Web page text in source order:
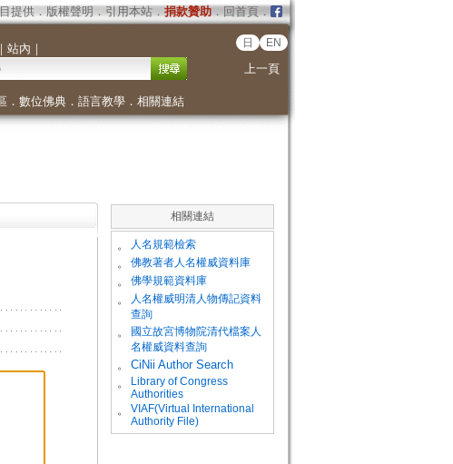
提供． 版權聲明 ． 引用本站． 捐款贊助．回首頁．
站內 ｜ 日 EN
上一頁
． 數位佛典． 語言教學． 相關連結
相關連結
。 人名規範檢索
。 佛教著者人名權威資料庫
。 佛學規範資料庫
。
人名權威明清人物傳記資料
查詢
。
國立故宮博物院清代檔案人
名權威資料查詢
。
CiNii Author Search
。
Library of Congress
Authorities
。
VIAF(Virtual International
Authority File)